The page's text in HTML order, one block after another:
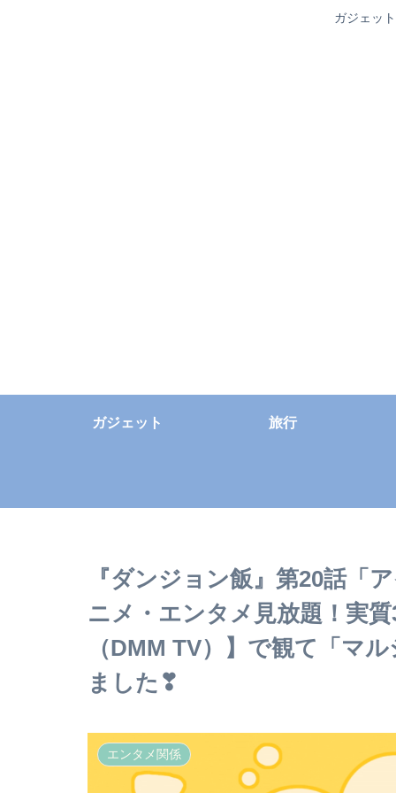
ガジェッ
ガジェット 旅行
『ダンジョン飯』第20話「
ニメ・エンタメ見放題！実
（DMM TV）】で観て「マ
ました❣
エンタメ関係